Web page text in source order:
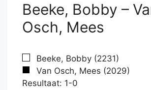
Beeke, Bobby –
Osch, Mees
Beeke, Bobby (2231)
Van Osch, Mees (2029)
Resultaat: 1-0